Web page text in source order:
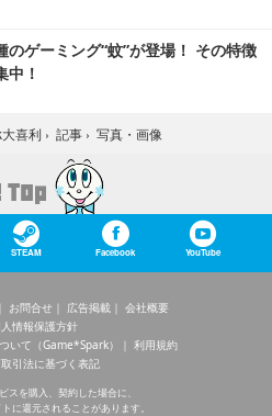
のゲーミング“蚊”が登場！ その特徴
中！
喜利 › 記事 › 写真・画像
STEAM Facebook YouTube
お問合せ 広告掲載
会社概要
情報保護方針
いて（Game*Spark）
利用規約
引法に基づく表記
スを購入、契約した場合に、
に還元されることがあります。